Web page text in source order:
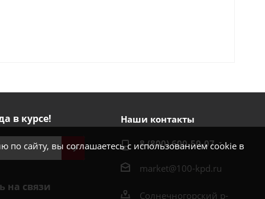
сайту, вы соглашаетесь с использованием cookie в
в курсе!
на связи
Наши контакты
8 (800) 600-50-07
market@100-kpd.ru
Солнечногорский р-